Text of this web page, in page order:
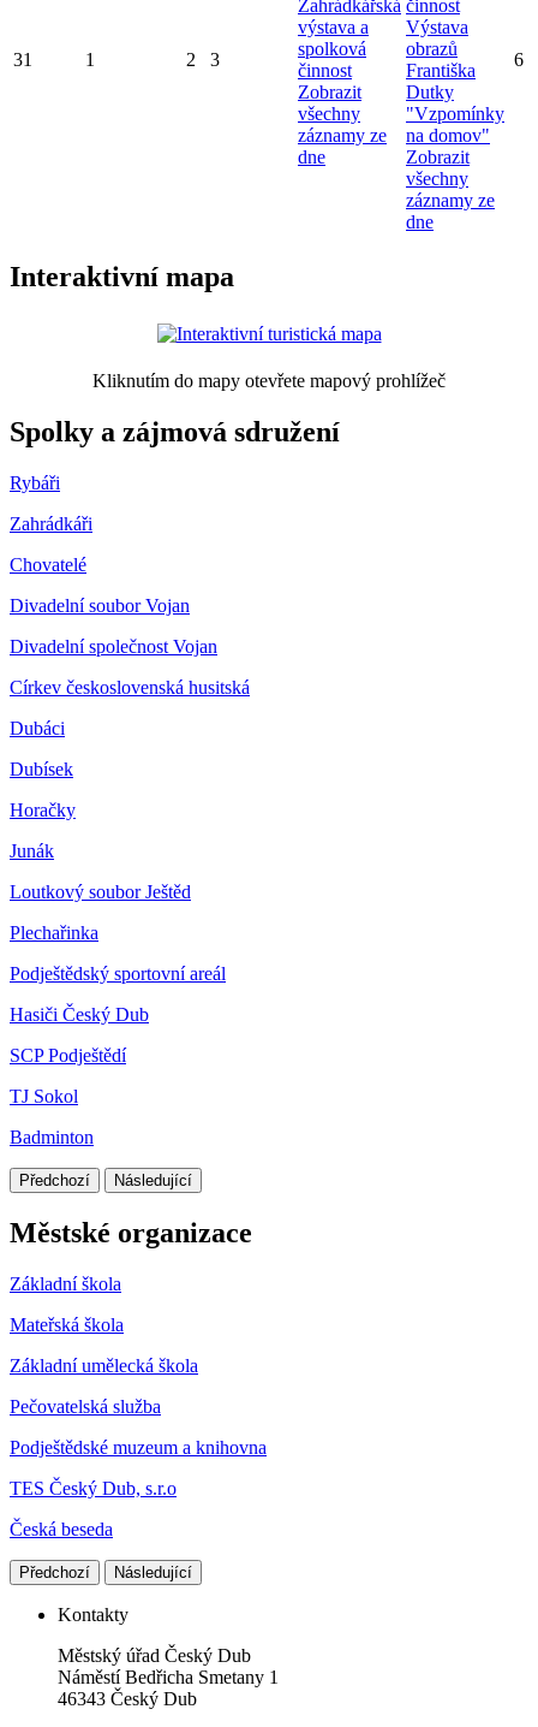
31 1 2 3
Zahrádkářská
výstava a
spolková
činnost
Zobrazit
všechny
záznamy ze
dne
činnost
Výstava
obrazů
Františka
Dutky
"Vzpomínky
na domov"
Zobrazit
všechny
záznamy ze
dne
6
Interaktivní mapa
Kliknutím do mapy otevřete mapový prohlížeč
Spolky a zájmová sdružení
Rybáři
Zahrádkáři
Chovatelé
Divadelní soubor Vojan
Divadelní společnost Vojan
Církev československá husitská
Dubáci
Dubísek
Horačky
Junák
Loutkový soubor Ještěd
Plechařinka
Podještědský sportovní areál
Hasiči Český Dub
SCP Podještědí
TJ Sokol
Badminton
Předchozí Následující
Městské organizace
Základní škola
Mateřská škola
Základní umělecká škola
Pečovatelská služba
Podještědské muzeum a knihovna
TES Český Dub, s.r.o
Česká beseda
Předchozí Následující
Kontakty
Městský úřad Český Dub
Náměstí Bedřicha Smetany 1
46343 Český Dub